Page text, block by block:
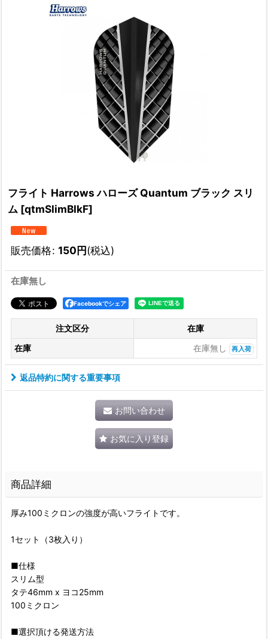
フライト Harrows ハローズ Quantum ブラック スリ
ム [qtmSlimBlkF]
販売価格: 150円(税込)
在庫無し
Facebookでシェア
注文区分
在庫
在庫
在庫無し 再入荷
返品特約に関する重要事項
お問い合わせ
お気に入り登録
商品詳細
厚み100ミクロンの強度が高いフライトです。
1セット（3枚入り）
■仕様
スリム型
タテ46mm x ヨコ25mm
100ミクロン
■選択頂ける発送方法